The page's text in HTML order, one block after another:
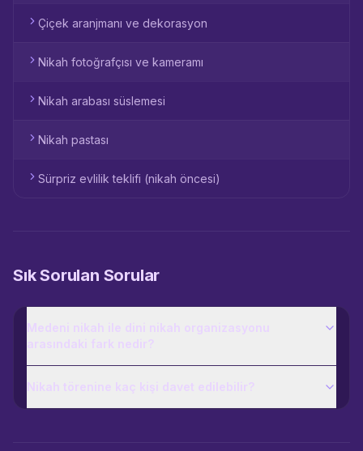
Çiçek aranjmanı ve dekorasyon
Nikah fotoğrafçısı ve kameramı
Nikah arabası süslemesi
Nikah pastası
Sürpriz evlilik teklifi (nikah öncesi)
Sık Sorulan Sorular
Medeni nikah ile dini nikah organizasyonu
arasındaki fark nedir?
Nikah törenine kaç kişi davet edilebilir?